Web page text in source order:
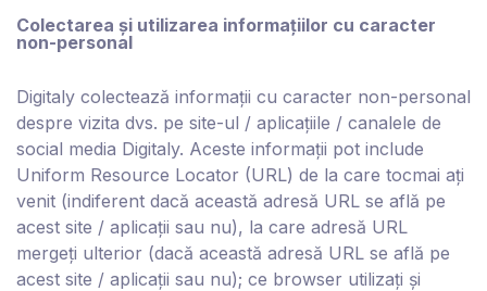
Colectarea și utilizarea informațiilor cu caracter
non-personal
Digitaly colectează informații cu caracter non-personal
despre vizita dvs. pe site-ul / aplicațiile / canalele de
social media Digitaly. Aceste informații pot include
Uniform Resource Locator (URL) de la care tocmai ați
venit (indiferent dacă această adresă URL se află pe
acest site / aplicații sau nu), la care adresă URL
mergeți ulterior (dacă această adresă URL se află pe
acest site / aplicații sau nu); ce browser utilizați și